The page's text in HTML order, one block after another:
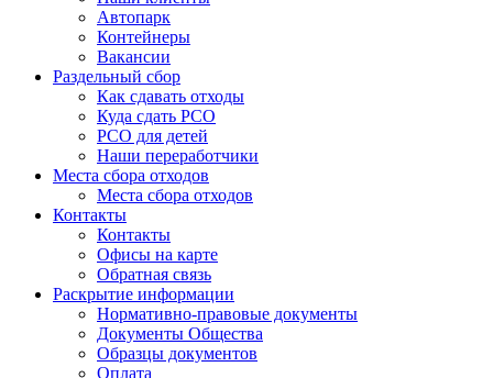
Автопарк
Контейнеры
Вакансии
Раздельный сбор
Как сдавать отходы
Куда сдать РСО
РСО для детей
Наши переработчики
Места сбора отходов
Места сбора отходов
Контакты
Контакты
Офисы на карте
Обратная связь
Раскрытие информации
Нормативно-правовые документы
Документы Общества
Образцы документов
Оплата